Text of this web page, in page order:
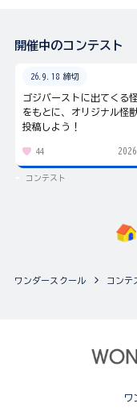
開催中のコンテスト
26.9.18 締切
ゴジバーストに出てくる
をもとに、オリジナル怪
投稿しよう！
44
コンテスト
ワンダースクール コンテ
ワ